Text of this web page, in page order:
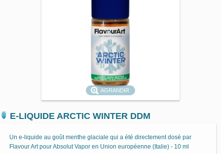
AGRANDIR
E-LIQUIDE ARCTIC WINTER DDM
Un e-liquide au goût menthe glaciale qui a été directement dosé par
Flavour Art pour Absolut Vapor en Union européenne (Italie) - 10 ml